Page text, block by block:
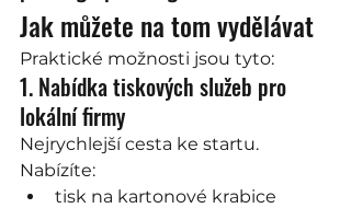
Jak můžete na tom vydělávat
Praktické možnosti jsou tyto:
1. Nabídka tiskových služeb pro
lokální firmy
Nejrychlejší cesta ke startu.
Nabízíte:
tisk na kartonové krabice